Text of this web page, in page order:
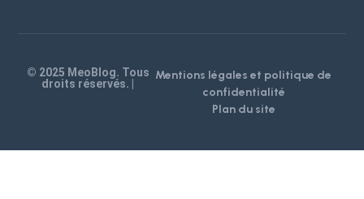
© 2025 MeoBlog. Tous
droits réservés. |
Mentions légales et politique de
confidentialité
Plan du site